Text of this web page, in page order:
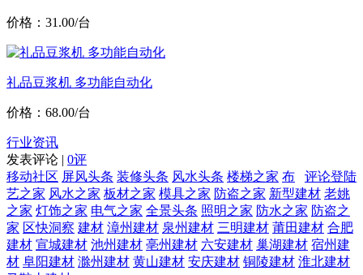
价格：31.00/台
礼品豆浆机 多功能自动化
价格：68.00/台
行业资讯
发表评论 | 0评
评论登陆
移动社区 屏风头条 装修头条 风水头条 楼梯之家 布
艺之家 风水之家 板材之家 模具之家 防盗之家 新型建材 老姚
之家 灯饰之家 电气之家 全景头条 照明之家 防水之家 防盗之
家 区快洞察 建材 漳州建材 泉州建材 三明建材 莆田建材 合肥
建材 宣城建材 池州建材 亳州建材 六安建材 巢湖建材 宿州建
材 阜阳建材 滁州建材 黄山建材 安庆建材 铜陵建材 淮北建材